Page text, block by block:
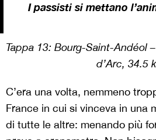
I passisti si mettano
Tappa 13: Bourg-Saint-Andéol
d’Arc, 34.5
C’era una volta, nemmeno
France in cui si vinceva in una
di tutte le altre: menando più